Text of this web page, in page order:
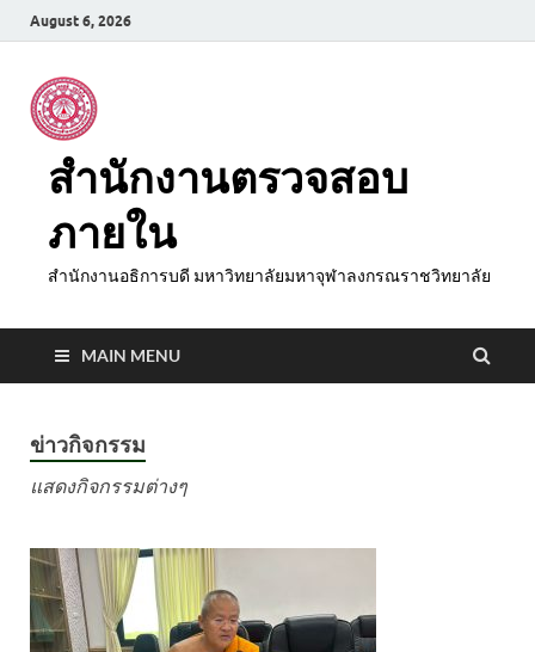
August 6, 2026
สำนักงานตรวจสอบ
ภายใน
สำนักงานอธิการบดี มหาวิทยาลัยมหาจุฬาลงกรณราชวิทยาลัย
MAIN MENU
ข่าวกิจกรรม
แสดงกิจกรรมต่างๆ